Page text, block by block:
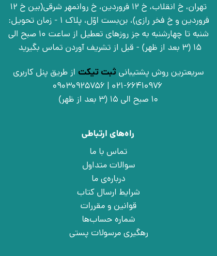
تهران، خ انقلاب، خ 12 فروردین، خ روانمهر شرقی(بین خ 12
فروردین و خ فخر رازی)، بن‌بست اوّل، پلاک 1 - زمان تحویل:
شنبه تا چهارشنبه به جز روزهای تعطیل از ساعت 10 صبح الی
15 (3 بعد از ظهر) - قبل از تشریف آوردن تماس بگیرید
سریعترین روش پشتیبانی ثبت تیکت از طریق پنل کاربری
021-66410976 | 09030925756
10 صبح الی 15 (3 بعد از ظهر)
راه‌های ارتباطی
تماس با ما
سوالات متداول
درباره‌ی ما
شرایط ارسال کتاب
قوانین و مقررات
شماره حساب‌ها
رهگیری مرسولات پستی